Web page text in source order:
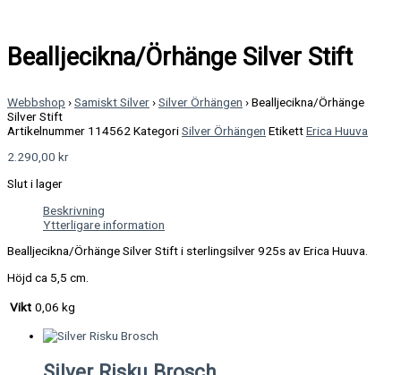
Bealljecikna/Örhänge Silver Stift
Webbshop ›Samiskt Silver›Silver Örhängen ›Bealljecikna/Örhänge
Silver Stift
Artikelnummer 114562 KategoriSilver Örhängen EtikettErica Huuva
2.290,00 kr
Slut i lager
Beskrivning
Ytterligare information
Bealljecikna/Örhänge Silver Stift i sterlingsilver 925s av Erica Huuva.
Höjd ca 5,5 cm.
Vikt 0,06 kg